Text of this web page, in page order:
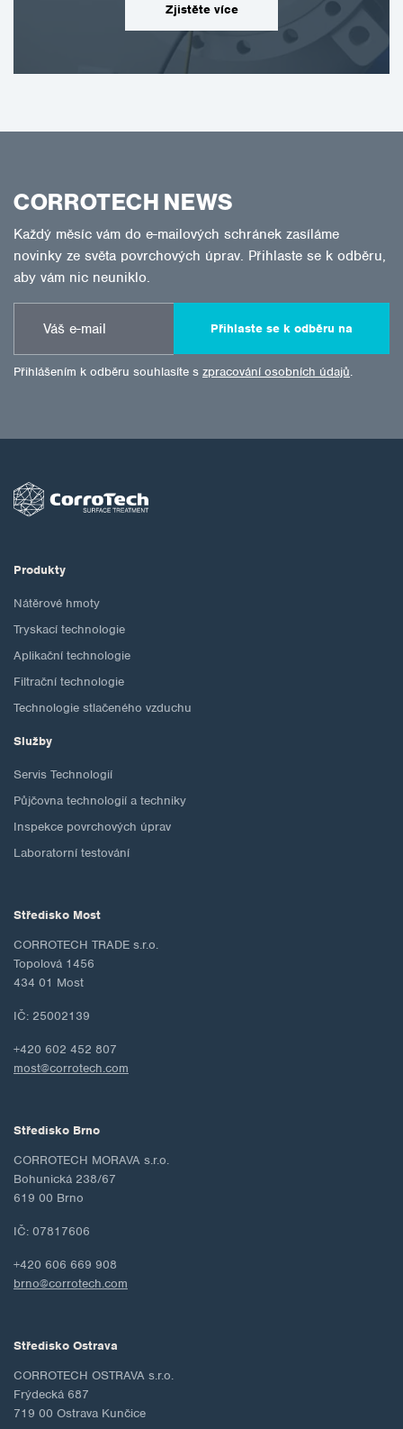
Zjistěte více
CORROTECH NEWS
Každý měsíc vám do e-mailových schránek zasíláme
novinky ze světa povrchových úprav. Přihlaste se k odběru,
aby vám nic neuniklo.
Přihlaste se k odběru na
Přihlášením k odběru souhlasíte s zpracování osobních údajů.
Produkty
Nátěrové hmoty
Tryskací technologie
Aplikační technologie
Filtrační technologie
Technologie stlačeného vzduchu
Služby
Servis Technologií
Půjčovna technologií a techniky
Inspekce povrchových úprav
Laboratorní testování
Středisko Most
CORROTECH TRADE s.r.o.
Topolová 1456
434 01 Most
IČ: 25002139
+420 602 452 807
most@corrotech.com
Středisko Brno
CORROTECH MORAVA s.r.o.
Bohunická 238/67
619 00 Brno
IČ: 07817606
+420 606 669 908
brno@corrotech.com
Středisko Ostrava
CORROTECH OSTRAVA s.r.o.
Frýdecká 687
719 00 Ostrava Kunčice